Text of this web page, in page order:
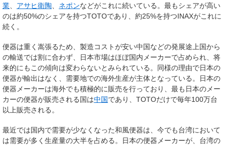
業、 アサヒ衛陶、 ネポンなどがこれに続いている。最もシェアが高い
のは約50%のシェアを持つTOTOであり、約25%を持つINAXがこれに
続く。
便器は重く嵩張るため、製造コストが安い中国などの発展途上国から
の輸送では割に合わず、日本市場はほぼ国内メーカーで占められ、将
来的にもこの傾向は変わらないとみられている。同様の理由で日本の
便器が輸出はなく、需要地での海外生産が主体となっている。日本の
便器メーカーは海外でも積極的に販売を行っており、最も日本のメー
カーの便器が販売される国は中国であり、TOTOだけで毎年100万台
以上販売される。
最近では国内で需要が少なくなった和風便器は、今でも台湾において
は需要が多く生産量の大半を占める。日本の便器メーカーが、台湾の